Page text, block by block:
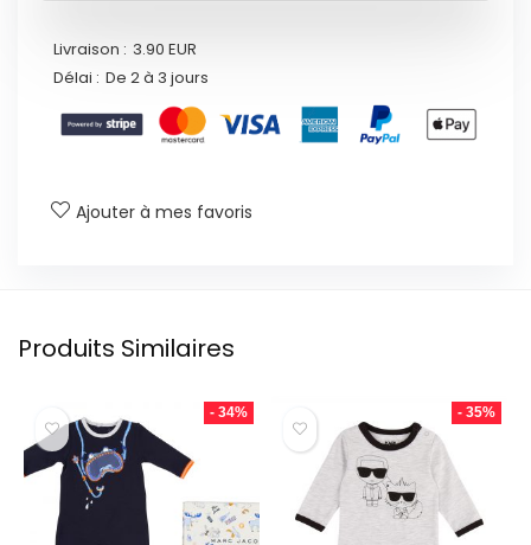
Livraison : 3.90 EUR
Délai : De 2 à 3 jours
Ajouter à mes favoris
Produits Similaires
- 34% - 35%